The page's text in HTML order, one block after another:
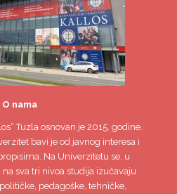
O nama
Tuzla osnovan je 2015. godine.
bavi je od javnog interesa i
Na Univerzitetu se, u
sva tri nivoa studija izučavaju
pedagoške, tehničke,